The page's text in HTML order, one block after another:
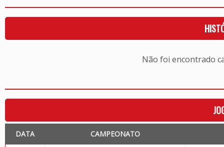
Não foi encontrado
DATA CAMPEONATO